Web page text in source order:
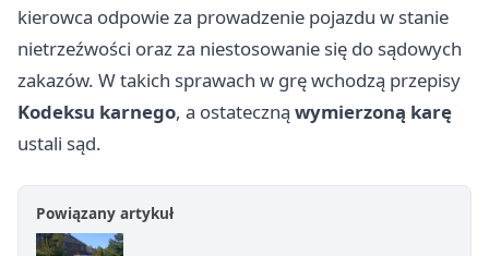
kierowca odpowie za prowadzenie pojazdu w stanie
nietrzeźwości oraz za niestosowanie się do sądowych
zakazów. W takich sprawach w grę wchodzą przepisy
Kodeksu karnego, a ostateczną wymierzoną karę
ustali sąd.
Powiązany artykuł